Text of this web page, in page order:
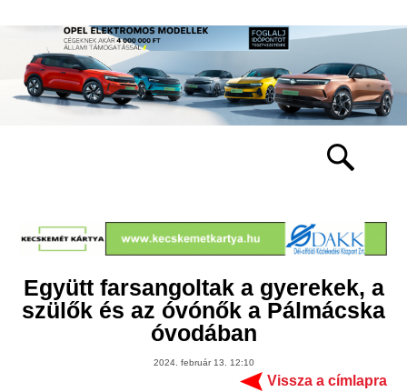
Együtt farsangoltak a gyerekek, a
szülők és az óvónők a Pálmácska
óvodában
2024. február 13. 12:10
Vissza a címlapra